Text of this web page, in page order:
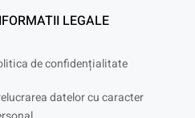
LEGALE
de confidențialitate
datelor cu caracter